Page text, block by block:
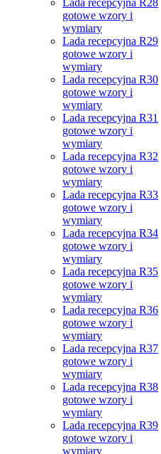
Lada recepcyjna R28
gotowe wzory i
wymiary
Lada recepcyjna R29
gotowe wzory i
wymiary
Lada recepcyjna R30
gotowe wzory i
wymiary
Lada recepcyjna R31
gotowe wzory i
wymiary
Lada recepcyjna R32
gotowe wzory i
wymiary
Lada recepcyjna R33
gotowe wzory i
wymiary
Lada recepcyjna R34
gotowe wzory i
wymiary
Lada recepcyjna R35
gotowe wzory i
wymiary
Lada recepcyjna R36
gotowe wzory i
wymiary
Lada recepcyjna R37
gotowe wzory i
wymiary
Lada recepcyjna R38
gotowe wzory i
wymiary
Lada recepcyjna R39
gotowe wzory i
wymiary